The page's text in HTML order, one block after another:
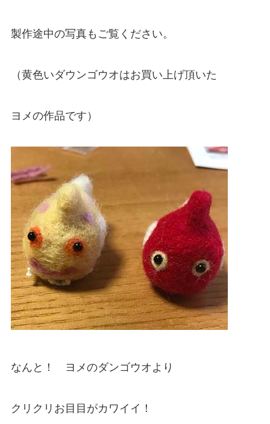
製作途中の写真もご覧ください。
（黄色いダウンゴウオはお買い上げ頂いた
ヨメの作品です）
なんと！ ヨメのダンゴウオより
クリクリお目目がカワイイ！